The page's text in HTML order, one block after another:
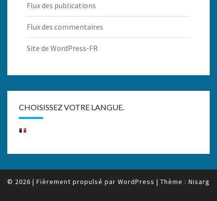
Flux des publications
Flux des commentaires
Site de WordPress-FR
CHOISISSEZ VOTRE LANGUE.
© 2026 | Fièrement propulsé par WordPress | Thème : Nisarg